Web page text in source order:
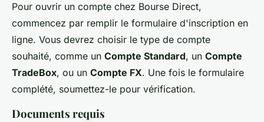
Pour ouvrir un compte chez Bourse Direct,
commencez par remplir le formulaire d'inscription en
ligne. Vous devrez choisir le type de compte
souhaité, comme un Compte Standard, un Compte
TradeBox, ou un Compte FX. Une fois le formulaire
complété, soumettez-le pour vérification.
Documents requis